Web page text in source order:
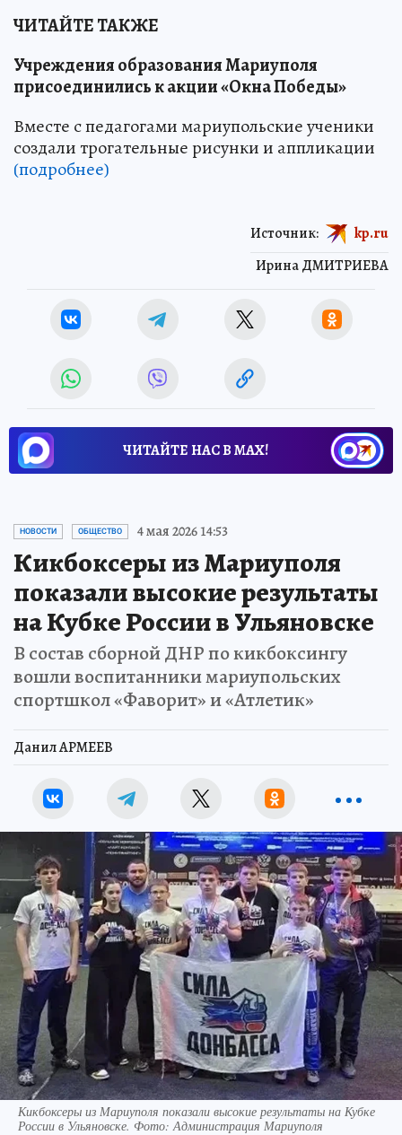
ЧИТАЙТЕ ТАКЖЕ
Учреждения образования Мариуполя
присоединились к акции «Окна Победы»
Вместе с педагогами мариупольские ученики
создали трогательные рисунки и аппликации
(подробнее)
Ирина ДМИТРИЕВА
Источник: kp.ru
ЧИТАЙТЕ НАС В МАХ!
НОВОСТИ ОБЩЕСТВО 4 мая 2026 14:53
Кикбоксеры из Мариуполя
показали высокие результаты
на Кубке России в Ульяновске
В состав сборной ДНР по кикбоксингу
вошли воспитанники мариупольских
спортшкол «Фаворит» и «Атлетик»
Данил АРМЕЕВ
Кикбоксеры из Мариуполя показали высокие результаты на Кубке
России в Ульяновске. Фото: Администрация Мариуполя